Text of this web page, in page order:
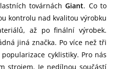
FC-U6000-1, 30t
L:170mm,
továrnáchGiant. Co to
kontrolu nad kvalitou výrobku
až po finální výrobek.
jiná značka. Po více než tři
cyklistiky. Pro nás
strojem. Je nedílnou součástí